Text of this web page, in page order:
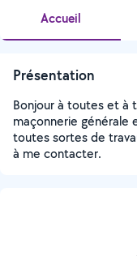
Accueil
Présentation
Bonjour à toutes et à
maçonnerie
toutes sortes de
à me contacter.